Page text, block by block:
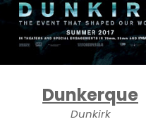
Dunkerque
Dunkirk